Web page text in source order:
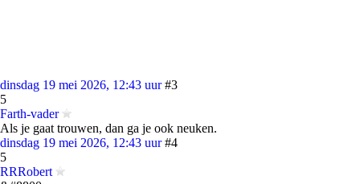
dinsdag 19 mei 2026, 12:43 uur #3
5
Farth-vader
Als je gaat trouwen, dan ga je ook neuken.
dinsdag 19 mei 2026, 12:43 uur #4
5
RRRobert